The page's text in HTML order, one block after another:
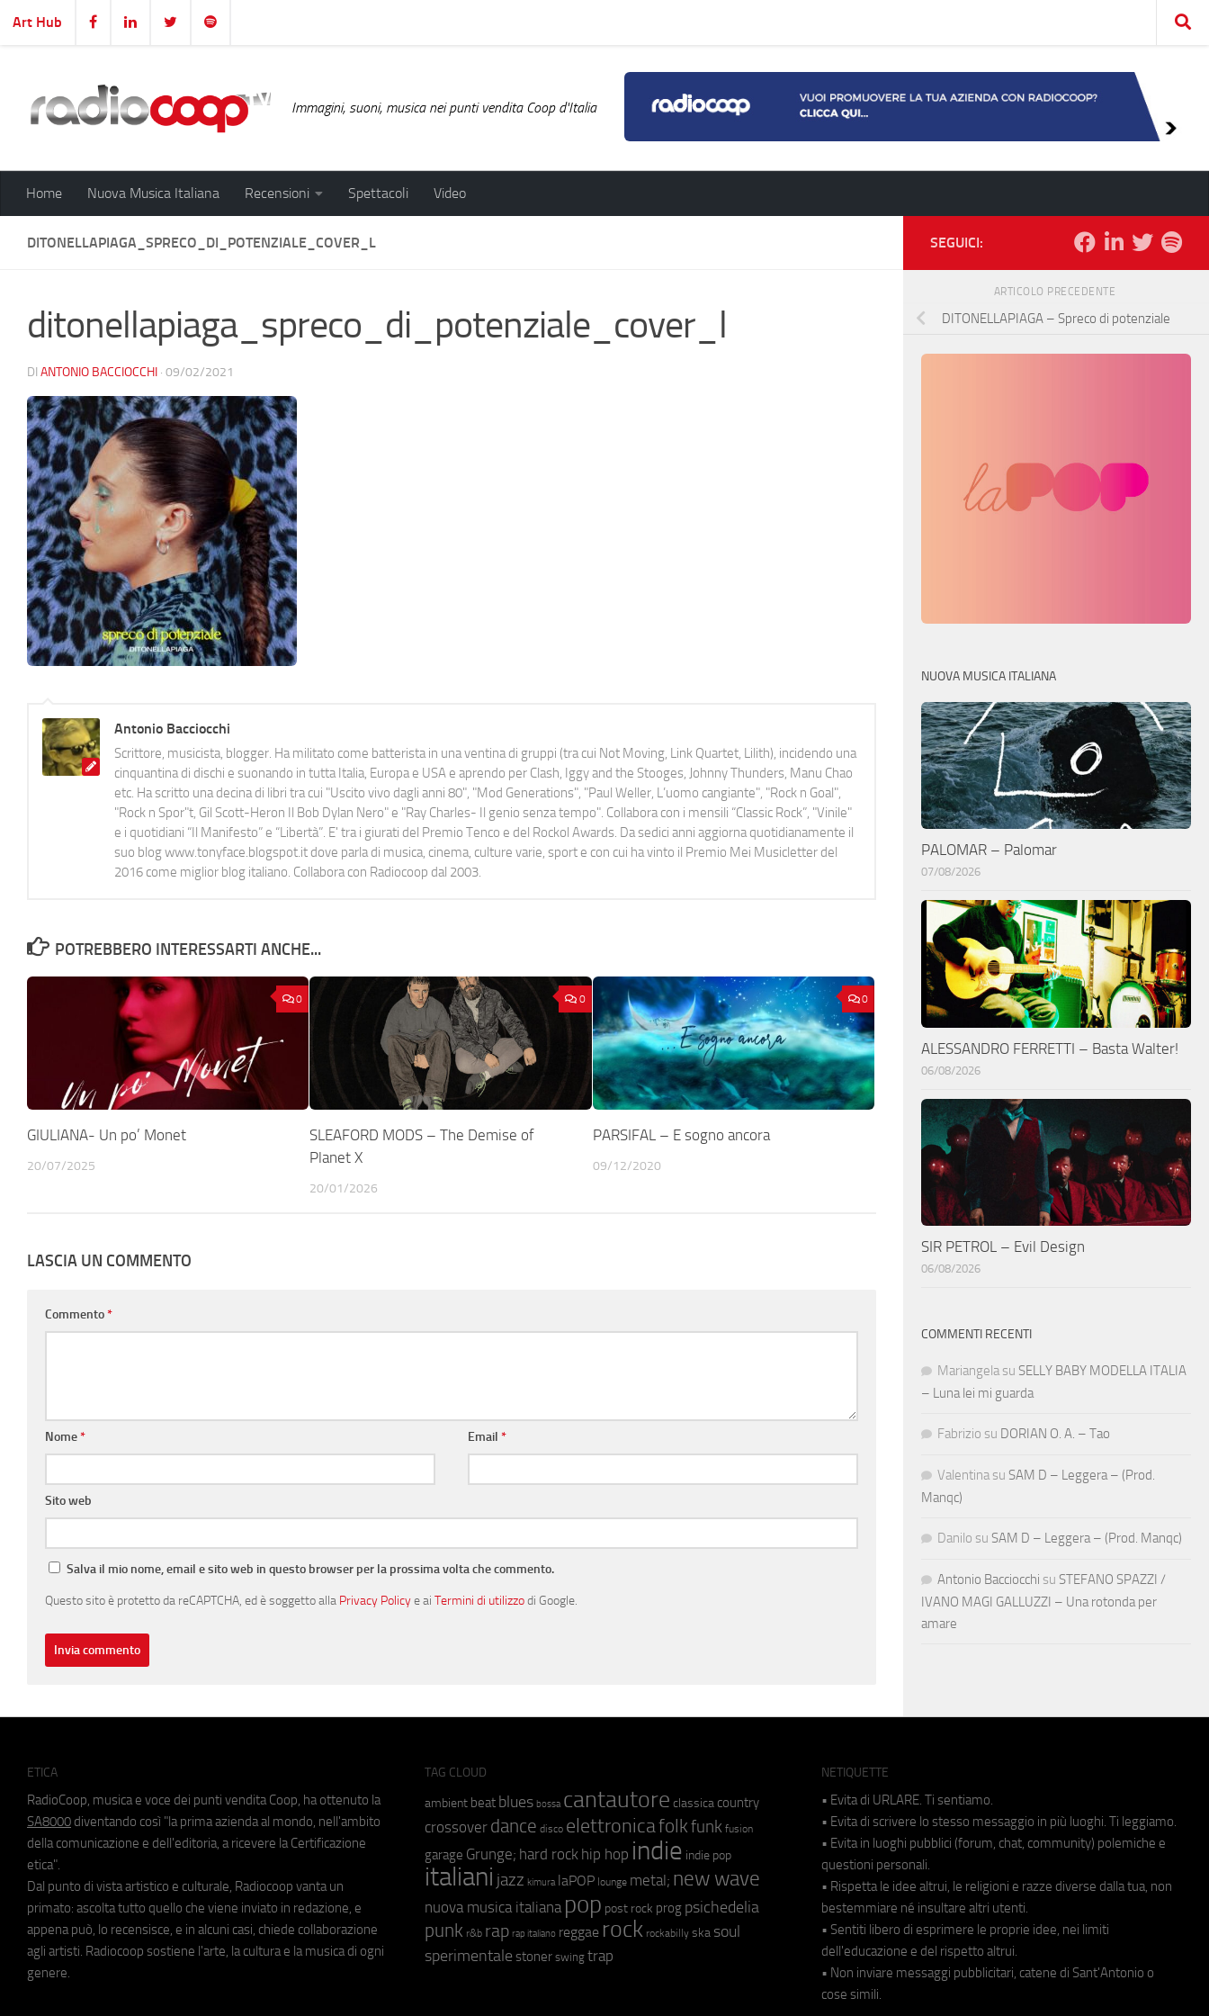
Salta al contenuto
Art Hub
Immagini, suoni, musica nei punti vendita Coop d'Italia
Home Nuova Musica Italiana Recensioni Spettacoli Video
DITONELLAPIAGA_SPRECO_DI_POTENZIALE_COVER_L
ditonellapiaga_spreco_di_potenziale_cover_l
DI ANTONIO BACCIOCCHI · 09/02/2021
Antonio Bacciocchi
Scrittore, musicista, blogger. Ha militato come batterista in una ventina di gruppi (tra cui Not Moving, Link Quartet, Lilith), incidendo una
cinquantina di dischi e suonando in tutta Italia, Europa e USA e aprendo per Clash, Iggy and the Stooges, Johnny Thunders, Manu Chao
etc. Ha scritto una decina di libri tra cui "Uscito vivo dagli anni 80", "Mod Generations", "Paul Weller, L’uomo cangiante", "Rock n Goal",
"Rock n Spor"t, Gil Scott-Heron Il Bob Dylan Nero" e "Ray Charles- Il genio senza tempo". Collabora con i mensili “Classic Rock”, "Vinile"
e i quotidiani “Il Manifesto” e “Libertà”. E' tra i giurati del Premio Tenco e del Rockol Awards. Da sedici anni aggiorna quotidianamente il
suo blog www.tonyface.blogspot.it dove parla di musica, cinema, culture varie, sport e con cui ha vinto il Premio Mei Musicletter del
2016 come miglior blog italiano. Collabora con Radiocoop dal 2003.
POTREBBERO INTERESSARTI ANCHE...
0
GIULIANA- Un po’ Monet
20/07/2025
0
SLEAFORD MODS – The Demise of
Planet X
20/01/2026
0
PARSIFAL – E sogno ancora
09/12/2020
LASCIA UN COMMENTO
Commento*
Nome* Email*
Sito web
Salva il mio nome, email e sito web in questo browser per la prossima volta che commento.
Questo sito è protetto da reCAPTCHA, ed è soggetto alla Privacy Policye ai Termini di utilizzodi Google.
SEGUICI:
ARTICOLO PRECEDENTE
DITONELLAPIAGA – Spreco di potenziale
NUOVA MUSICA ITALIANA
PALOMAR – Palomar
07/08/2026
ALESSANDRO FERRETTI – Basta Walter!
06/08/2026
SIR PETROL – Evil Design
06/08/2026
COMMENTI RECENTI
Mariangela su SELLY BABY MODELLA ITALIA
– Luna lei mi guarda
Fabrizio su DORIAN O. A. – Tao
Valentina su SAM D – Leggera – (Prod.
Manqc)
Danilo su SAM D – Leggera – (Prod. Manqc)
Antonio Bacciocchi su STEFANO SPAZZI /
IVANO MAGI GALLUZZI – Una rotonda per
amare
ETICA
RadioCoop, musica e voce dei punti vendita Coop, ha ottenuto la
SA8000 diventando così "la prima azienda al mondo, nell'ambito
della comunicazione e dell'editoria, a ricevere la Certificazione
etica".
Dal punto di vista artistico e culturale, Radiocoop vanta un
primato: ascolta tutto quello che viene inviato in redazione, e
appena può, lo recensisce, e in alcuni casi, chiede collaborazione
agli artisti. Radiocoop sostiene l'arte, la cultura e la musica di ogni
genere.
TAG CLOUD
ambient beat blues bossa cantautore classica country
crossover dance disco elettronicafolkfunk fusion
garage Grunge; hard rock hip hop indie indie pop
italiani jazz kimura laPOP lounge metal; new wave
nuova musica italiana pop post rock prog psichedelia
punk r&b rap rap italiano reggae rock rockabilly ska soul
sperimentale stoner swing trap
NETIQUETTE
• Evita di URLARE. Ti sentiamo.
• Evita di scrivere lo stesso messaggio in più luoghi. Ti leggiamo.
• Evita in luoghi pubblici (forum, chat, community) polemiche e
questioni personali.
• Rispetta le idee altrui, le religioni e razze diverse dalla tua, non
bestemmiare né insultare altri utenti.
• Sentiti libero di esprimere le proprie idee, nei limiti
dell'educazione e del rispetto altrui.
• Non inviare messaggi pubblicitari, catene di Sant'Antonio o
cose simili.